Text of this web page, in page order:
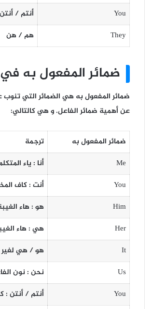
You
أنتم / أنتن
They
هم / هن
ضمائر المفعول به في
ضمائر المفعول به هي الضمائر التي تنوب
عن أهمية ضمائر الفاعل. و هي كالتالي:
ضمائر المفعول به ترجمة
Me
أنا : ياء
You
أنت : كاف
Him
هو : هاء
Her
هي : هاء
It
هو / هي لغير
Us
نحن : نون
You
أنتم / أنتن :